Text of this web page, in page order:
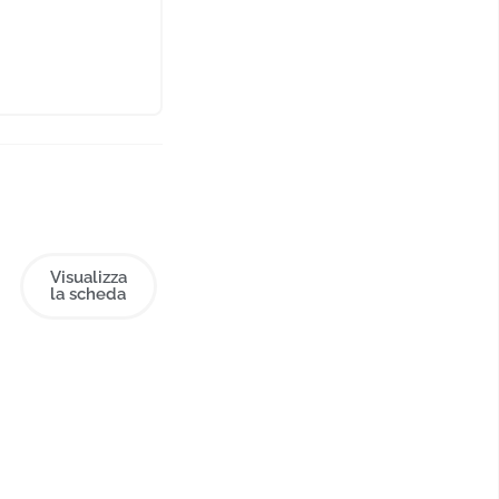
Visualizza
la scheda